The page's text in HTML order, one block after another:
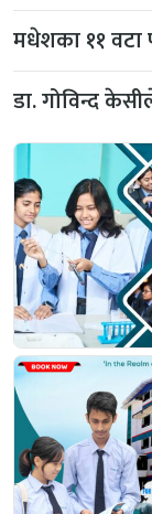
मधेशका ११ वटा
डा. गोविन्द